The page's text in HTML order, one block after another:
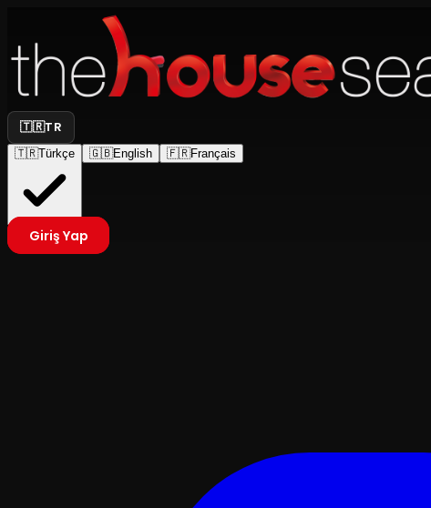
🇹🇷TR
🇹🇷Türkçe 🇬🇧English 🇫🇷Français
Giriş Yap